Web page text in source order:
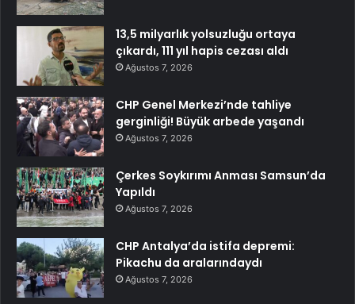
13,5 milyarlık yolsuzluğu ortaya
çıkardı, 111 yıl hapis cezası aldı
Ağustos 7, 2026
CHP Genel Merkezi’nde tahliye
gerginliği! Büyük arbede yaşandı
Ağustos 7, 2026
Çerkes Soykırımı Anması Samsun’da
Yapıldı
Ağustos 7, 2026
CHP Antalya’da istifa depremi:
Pikachu da aralarındaydı
Ağustos 7, 2026